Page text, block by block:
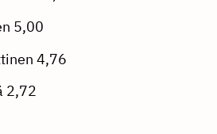
5,00
4,76
2,72